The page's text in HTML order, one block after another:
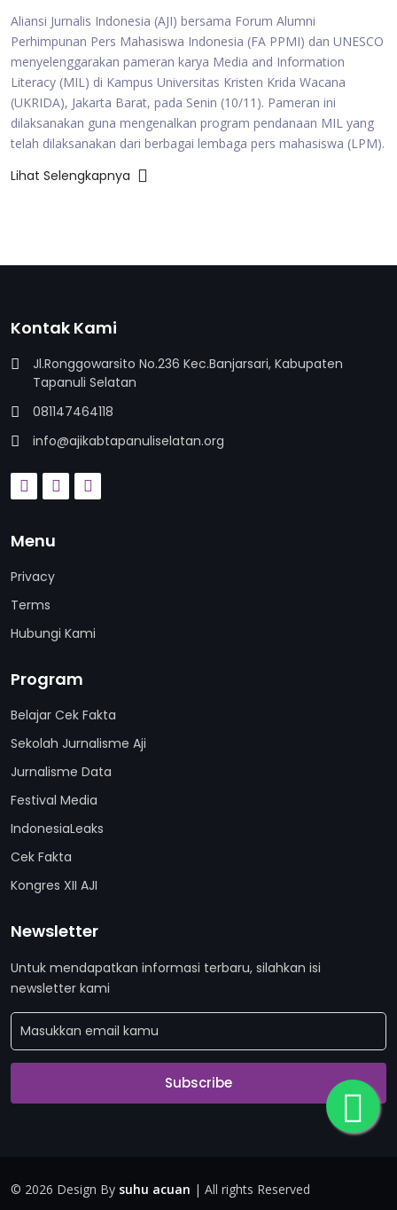
Aliansi Jurnalis Indonesia (AJI) bersama Forum Alumni
Perhimpunan Pers Mahasiswa Indonesia (FA PPMI) dan UNESCO
menyelenggarakan pameran karya Media and Information
Literacy (MIL) di Kampus Universitas Kristen Krida Wacana
(UKRIDA), Jakarta Barat, pada Senin (10/11). Pameran ini
dilaksanakan guna mengenalkan program pendanaan MIL yang
telah dilaksanakan dari berbagai lembaga pers mahasiswa (LPM).
Lihat Selengkapnya
Kontak Kami
Jl.Ronggowarsito No.236 Kec.Banjarsari, Kabupaten
Tapanuli Selatan
081147464118
info@ajikabtapanuliselatan.org
Menu
Privacy
Terms
Hubungi Kami
Program
Belajar Cek Fakta
Sekolah Jurnalisme Aji
Jurnalisme Data
Festival Media
IndonesiaLeaks
Cek Fakta
Kongres XII AJI
Newsletter
Untuk mendapatkan informasi terbaru, silahkan isi
newsletter kami
Subscribe
© 2026 Design By suhu acuan | All rights Reserved